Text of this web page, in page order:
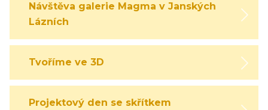
Návštěva galerie Magma v Janských
Lázních
Tvoříme ve 3D
Projektový den se skřítkem